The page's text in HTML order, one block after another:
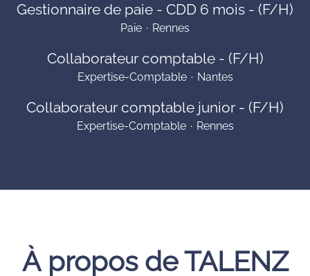
Gestionnaire de paie - CDD 6 mois - (F/H)
Paie · Rennes
Collaborateur comptable - (F/H)
Expertise-Comptable · Nantes
Collaborateur comptable junior - (F/H)
Expertise-Comptable · Rennes
À propos de TALENZ